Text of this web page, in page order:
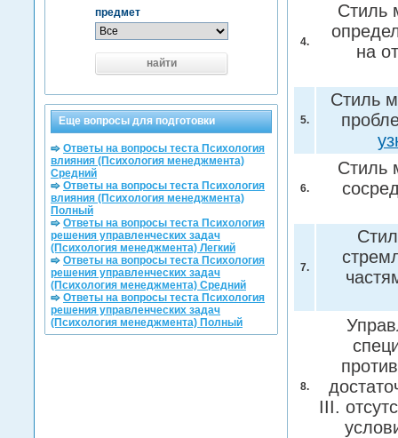
4.
Стиль
на
5.
Стиль
6.
Стиль
7.
8.
III.
предмет
найти
Еще вопросы для подготовки
Ответы на вопросы теста Психология
влияния (Психология менеджмента)
Средний
Ответы на вопросы теста Психология
влияния (Психология менеджмента)
Полный
Ответы на вопросы теста Психология
решения управленческих задач
(Психология менеджмента) Легкий
Ответы на вопросы теста Психология
решения управленческих задач
(Психология менеджмента) Средний
Ответы на вопросы теста Психология
решения управленческих задач
(Психология менеджмента) Полный